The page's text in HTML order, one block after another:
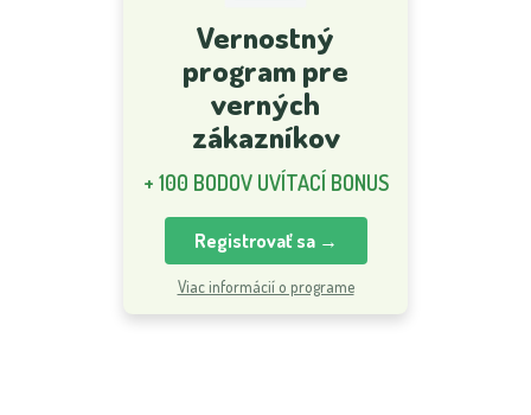
Vernostný
program pre
verných
zákazníkov
+ 100 BODOV UVÍTACÍ BONUS
Registrovať sa →
Viac informácií o programe